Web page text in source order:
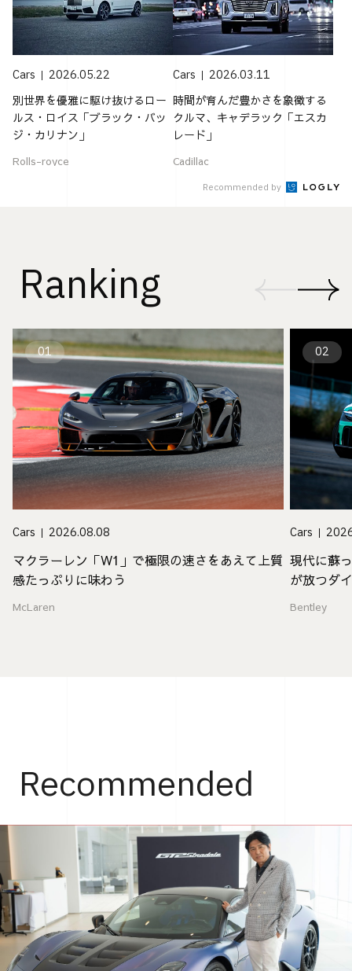
Cars 2026.05.22
別世界を優雅に駆け抜けるロー
ルス・ロイス「ブラック・バッ
ジ・カリナン」
Rolls-royce
Cars 2026.03.11
時間が育んだ豊かさを象徴する
クルマ、キャデラック「エスカ
レード」
Cadillac
Recommended by
Ranking
01
Cars 2026.08.08
マクラーレン「W1」で極限の速さをあえて上質
感たっぷりに味わう
McLaren
02
Cars
現代に蘇
が放つダ
Bentley
Recommended